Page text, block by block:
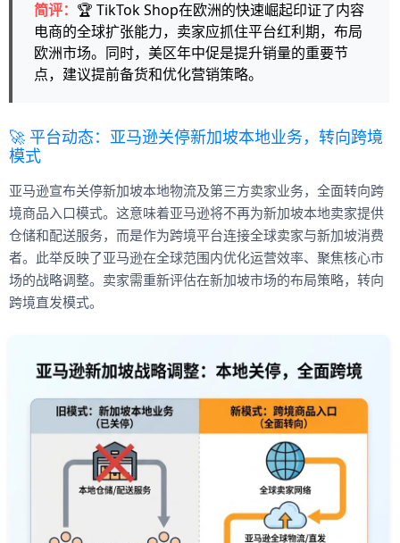
简评： 🏆 TikTok Shop在欧洲的快速崛起印证了内容
电商的全球扩张能力，卖家应抓住平台红利期，布局
欧洲市场。同时，美区年中促是提升销量的重要节
点，建议提前备货和优化营销策略。
🚀 平台动态：亚马逊关停新加坡本地业务，转向跨境
模式
亚马逊宣布关停新加坡本地物流及第三方卖家业务，全面转向跨
境商品入口模式。这意味着亚马逊将不再为新加坡本地卖家提供
仓储和配送服务，而是作为跨境平台连接全球卖家与新加坡消费
者。此举反映了亚马逊在全球范围内优化运营效率、聚焦核心市
场的战略调整。卖家需重新评估在新加坡市场的布局策略，转向
跨境直发模式。